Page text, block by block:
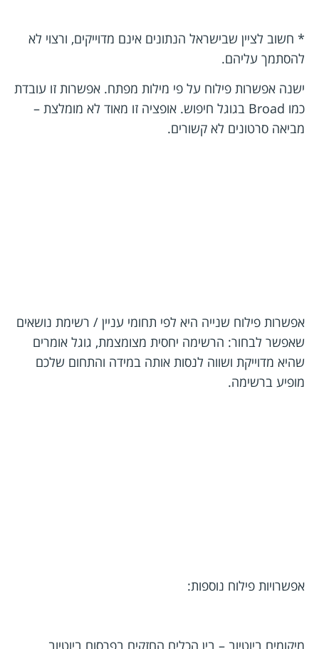
* חשוב לציין שבישראל הנתונים אינם מדוייקים, ורצוי לא
להסתמך עליהם.
ישנה אפשרות פילוח על פי מילות מפתח. אפשרות זו עובדת
כמו Broad בגוגל חיפוש. אופציה זו מאוד לא מומלצת –
מביאה סרטונים לא קשורים.
אפשרות פילוח שנייה היא לפי תחומי עניין / רשימת נושאים
שאפשר לבחור: הרשימה יחסית מצומצמת, גוגל אומרים
שהיא מדוייקת ושווה לנסות אותה במידה והתחום שלכם
מופיע ברשימה.
אפשרויות פילוח נוספות: